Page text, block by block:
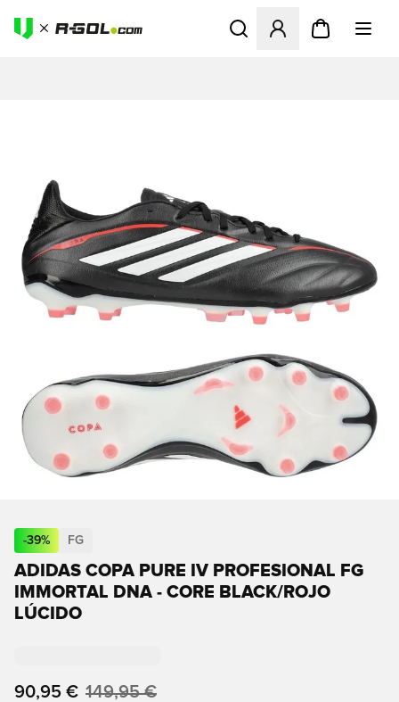
Abre un modal para iniciar
-39% FG
ADIDAS COPA PURE IV PROFESIONAL FG
IMMORTAL DNA - CORE BLACK/ROJO
LÚCIDO
90,95 € 149,95 €